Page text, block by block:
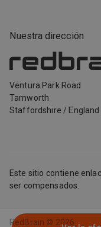
Nuestra dirección
Ventura Park Road
Tamworth
Staffordshire / England
Este sitio contiene
ser compensados.
RedBrain © 2026